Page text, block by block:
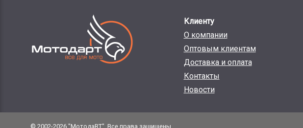
Клиенту
О компании
Оптовым клиентам
Доставка и оплата
Контакты
Новости
© 2002-2026 "МотодаRT". Все права защищены.